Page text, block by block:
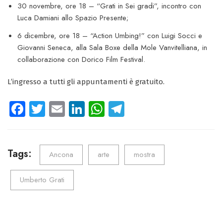
30 novembre, ore 18 – “Grati in Sei gradi”, incontro con
Luca Damiani allo Spazio Presente;
6 dicembre, ore 18 – “Action Umbing!” con Luigi Socci e
Giovanni Seneca, alla Sala Boxe della Mole Vanvitelliana, in
collaborazione con Dorico Film Festival.
L’ingresso a tutti gli appuntamenti è gratuito.
Fa
o
ok
T
tt
er
E
ail
Li
e
n
W
ts
A
p
gr
m
Tags: Ancona arte mostra
Umberto Grati